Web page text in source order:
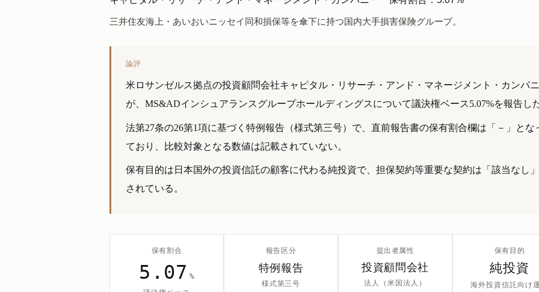
三井住友海上・あいおいニッセイ同和損保等を傘下に持つ国内大手損害保険グループ。
論評
米ロサンゼルス拠点の投資顧問会社キャピタル・リサーチ・アンド・マネージメント・カンパ
が、MS&ADインシュアランスグループホールディングスについて議決権ベース5.07%を報告した
法第27条の26第1項に基づく特例報告（様式第三号）で、直前報告書の保有割合欄は「－」とな
ており、比較対象となる数値は記載されていない。
保有目的は日本国外の投資信託の顧客に代わる純投資で、担保契約等重要な契約は「該当なし
されている。
保有割合
5.07 %
報告区分
特例報告
様式第三号
提出者属性
投資顧問会社
法人（米国法人）
保有目的
純投資
海外投資信託向け